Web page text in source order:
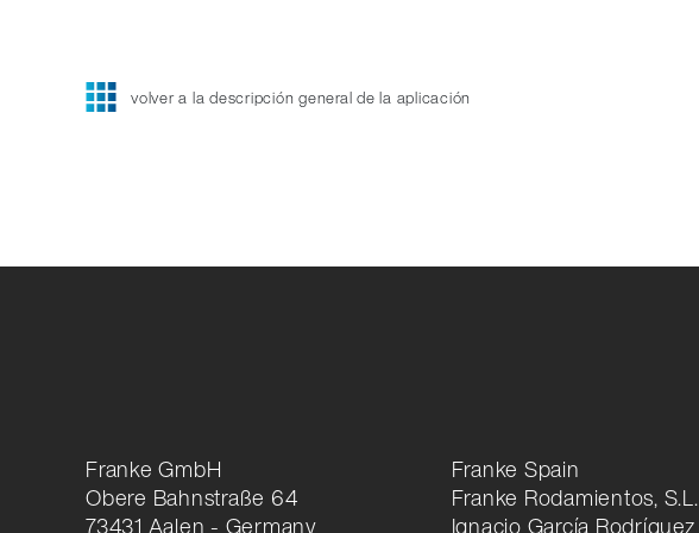
volver a la descripción general de la aplicación
Franke GmbH
Obere Bahnstraße 64
73431 Aalen - Germany
Franke Spain
Franke Rodamientos, S.L.
Ignacio García Rodríguez